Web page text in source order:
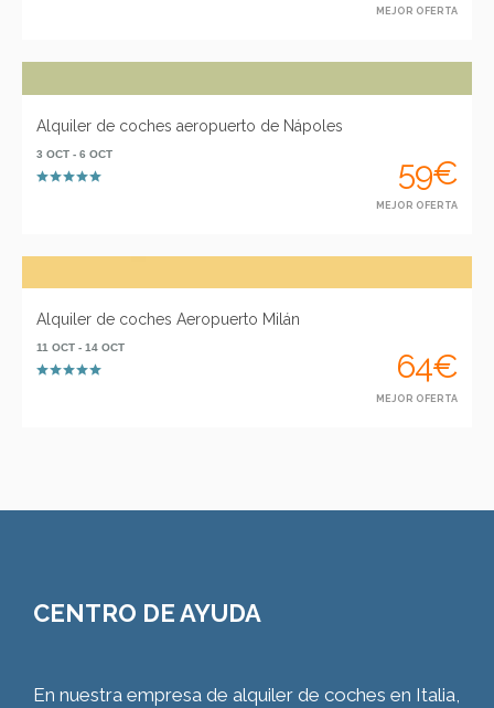
MEJOR OFERTA
Alquiler de coches aeropuerto de Nápoles
3 OCT - 6 OCT 59€
MEJOR OFERTA
Alquiler de coches Aeropuerto Milán
11 OCT - 14 OCT 64€
MEJOR OFERTA
CENTRO DE AYUDA
En nuestra empresa de alquiler de coches en Italia,